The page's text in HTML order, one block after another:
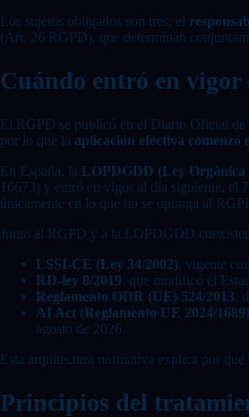
Los sujetos obligados son tres: el
(Art. 26 RGPD), que determinan
Cuándo entró en
El RGPD se publicó en el Diario Oficial de
por lo que la aplicación efectiva comenzó
En España, la LOPDGDD (Ley Orgánica
16673) y entró en vigor al día siguiente, el
únicamente en lo que no se oponga al
Junto al RGPD y a la LOPDGDD
LSSI-CE (Ley 34/2002), vigente
RD-ley 8/2019, que modificó el
Reglamento ODR (UE) 524/2013,
AI Act (Reglamento UE 2024/1689)
agosto de 2026.
Esta arquitectura normativa explica por
Principios del